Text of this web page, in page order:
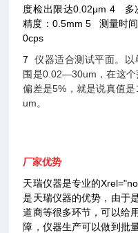
度检出限达0.02μm 4 多
精度：0.5mm 5 测量时
0cps
7仪器适合测试平面。
围是0.02—30um，在这个
偏差是5%，就是说真值
um。
厂家优势
天瑞仪器是专业的
是天瑞仪器的优势，由于
道商等很多环节，可以给
障，仪器生产可以做到批